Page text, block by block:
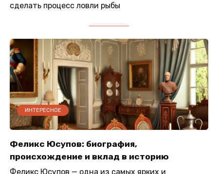
сделать процесс ловли рыбы
ИНТЕРЕСНОЕ
Феликс Юсупов: биография,
происхождение и вклад в историю
Феликс Юсупов — одна из самых ярких и